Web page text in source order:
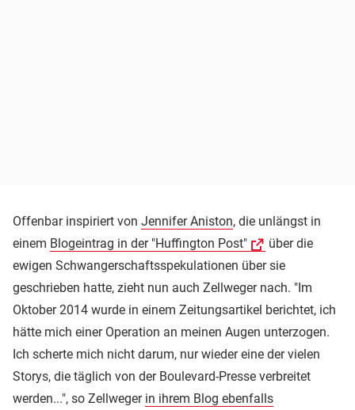
Offenbar inspiriert von Jennifer Aniston, die unlängst in
einem Blogeintrag in der "Huffington Post"
über die
ewigen Schwangerschaftsspekulationen über sie
geschrieben hatte, zieht nun auch Zellweger nach. "Im
Oktober 2014 wurde in einem Zeitungsartikel berichtet, ich
hätte mich einer Operation an meinen Augen unterzogen.
Ich scherte mich nicht darum, nur wieder eine der vielen
Storys, die täglich von der Boulevard-Presse verbreitet
werden...", so Zellweger in ihrem Blog ebenfalls